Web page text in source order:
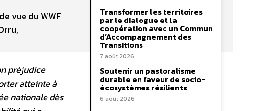
vue du WWF
préjudice
atteinte à
nationale dès
Transformer les territoires
par le dialogue et la
coopération avec un Commun
d’Accompagnement des
Transitions
7 août 2026
Soutenir un pastoralisme
durable en faveur de socio-
écosystèmes résilients
6 août 2026